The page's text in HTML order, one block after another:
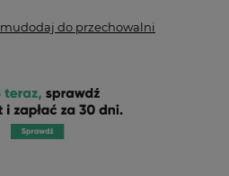
dodaj do przechowalni